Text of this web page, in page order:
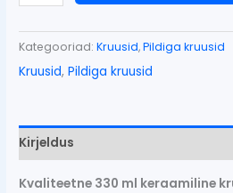
Kategooriad:Kruusid,Pildiga kruusid
Kruusid,Pildiga kruusid
Kirjeldus
Kvaliteetne 330 ml keraamiline